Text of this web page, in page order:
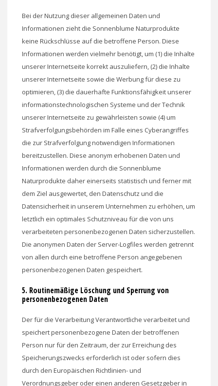
Bei der Nutzung dieser allgemeinen Daten und
Informationen zieht die Sonnenblume Naturprodukte
keine Rückschlüsse auf die betroffene Person. Diese
Informationen werden vielmehr benötigt, um (1) die Inhalte
unserer Internetseite korrekt auszuliefern, (2) die Inhalte
unserer Internetseite sowie die Werbung für diese zu
optimieren, (3) die dauerhafte Funktionsfähigkeit unserer
informationstechnologischen Systeme und der Technik
unserer Internetseite zu gewährleisten sowie (4) um
Strafverfolgungsbehörden im Falle eines Cyberangriffes
die zur Strafverfolgung notwendigen Informationen
bereitzustellen. Diese anonym erhobenen Daten und
Informationen werden durch die Sonnenblume
Naturprodukte daher einerseits statistisch und ferner mit
dem Ziel ausgewertet, den Datenschutz und die
Datensicherheit in unserem Unternehmen zu erhöhen, um
letztlich ein optimales Schutzniveau für die von uns
verarbeiteten personenbezogenen Daten sicherzustellen.
Die anonymen Daten der Server-Logfiles werden getrennt
von allen durch eine betroffene Person angegebenen
personenbezogenen Daten gespeichert.
5. Routinemäßige Löschung und Sperrung von
personenbezogenen Daten
Der für die Verarbeitung Verantwortliche verarbeitet und
speichert personenbezogene Daten der betroffenen
Person nur für den Zeitraum, der zur Erreichung des
Speicherungszwecks erforderlich ist oder sofern dies
durch den Europäischen Richtlinien- und
Verordnungsgeber oder einen anderen Gesetzgeber in